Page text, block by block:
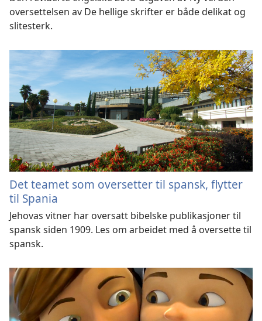
oversettelsen av De hellige skrifter er både delikat og
slitesterk.
Det teamet som oversetter til spansk, flytter
til Spania
Jehovas vitner har oversatt bibelske publikasjoner til
spansk siden 1909. Les om arbeidet med å oversette til
spansk.